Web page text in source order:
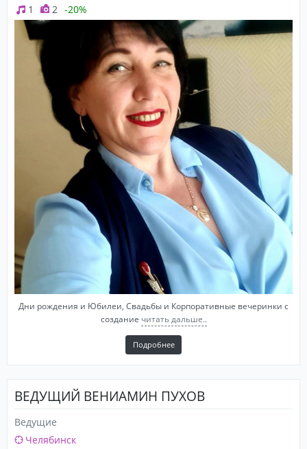
1
2 -20%
Дни рождения и Юбилеи, Свадьбы и Корпоративные вечеринки с
создание читать дальше..
Подробнее
ВЕДУЩИЙ ВЕНИАМИН ПУХОВ
Ведущие
Челябинск